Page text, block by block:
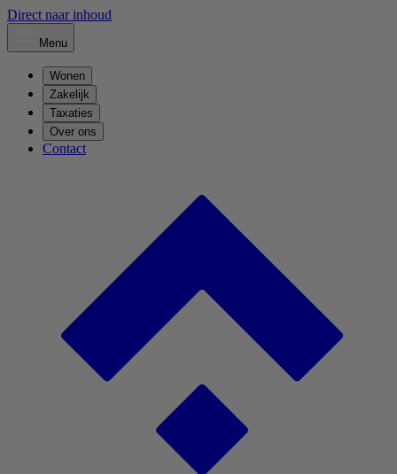
Direct naar inhoud
Menu
Wonen
Zakelijk
Taxaties
Over ons
Contact